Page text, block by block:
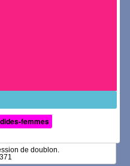
femmes
de doublon.